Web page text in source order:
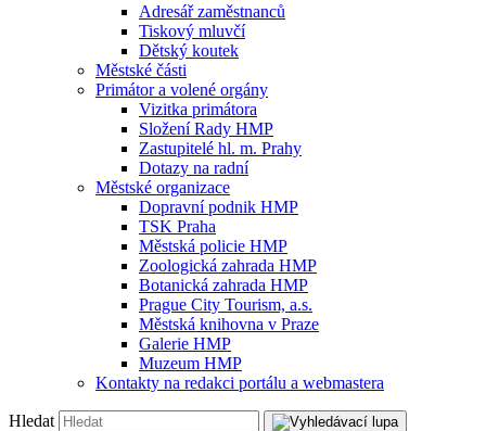
Adresář zaměstnanců
Tiskový mluvčí
Dětský koutek
Městské části
Primátor a volené orgány
Vizitka primátora
Složení Rady HMP
Zastupitelé hl. m. Prahy
Dotazy na radní
Městské organizace
Dopravní podnik HMP
TSK Praha
Městská policie HMP
Zoologická zahrada HMP
Botanická zahrada HMP
Prague City Tourism, a.s.
Městská knihovna v Praze
Galerie HMP
Muzeum HMP
Kontakty na redakci portálu a webmastera
Hledat